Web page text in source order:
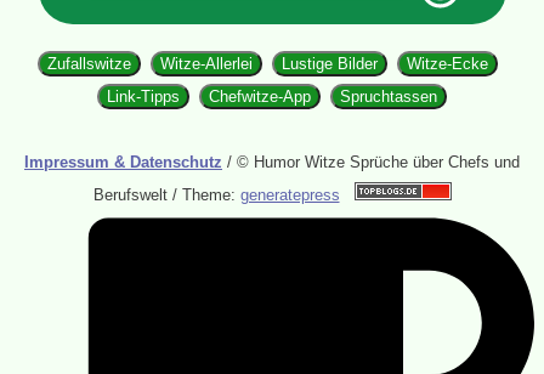
Zufallswitze Witze-Allerlei Lustige Bilder
Witze-Ecke
Link-Tipps
Chefwitze-App Spruchtassen
Impressum & Datenschutz / © Humor Witze Sprüche über Chefs und
Berufswelt / Theme: generatepress